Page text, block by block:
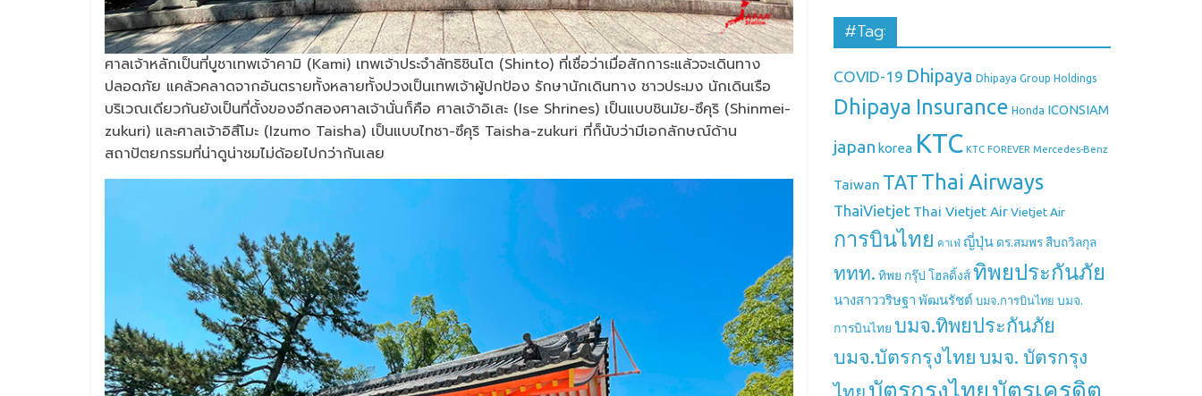
ศาลเจ้าหลักเป็นที่บูชาเทพเจ้าคามิ (Kami) เทพเจ้าประจำลัทธิชินโต (Shinto) ที่เชื่อว่าเมื่อสักการะแล้วจะเดินทาง
ปลอดภัย แคล้วคลาดจากอันตรายทั้งหลายทั้งปวงเป็นเทพเจ้าผู้ปกป้อง รักษานักเดินทาง ชาวประมง นักเดินเรือ
บริเวณเดียวกันยังเป็นที่ตั้งของอีกสองศาลเจ้านั่นก็คือ ศาลเจ้าอิเสะ (Ise Shrines) เป็นแบบชินมัย-ซึคุริ (Shinmei-
zukuri) และศาลเจ้าอิสึโมะ (Izumo Taisha) เป็นแบบไทชา-ซึคุริ Taisha-zukuri ที่ก็นับว่ามีเอกลักษณ์ด้าน
สถาปัตยกรรมที่น่าดูน่าชมไม่ด้อยไปกว่ากันเลย
#Tag:
COVID-19 Dhipaya Dhipaya Group Holdings
Dhipaya Insurance Honda ICONSIAM
japan korea KTC KTC FOREVER Mercedes-Benz
Taiwan TAT Thai Airways
ThaiVietjet Thai Vietjet AirVietjet Air
การบินไทย คาเฟ่ ญี่ปุ่น ดร.สมพร สืบถวิลกุล
ททท. ทิพย กรุ๊ป โฮลดิ้งส์ทิพยประกันภัย
นางสาววริษฐา พัฒนรัชต์ บมจ.การบินไทย บมจ.
การบินไทย บมจ.ทิพยประกันภัย
บมจ.บัตรกรุงไทย บมจ. บัตรกรุง
บัตรกรุงไทย บัตรเครดิต